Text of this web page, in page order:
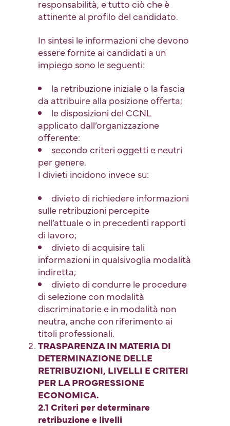
responsabilità, e tutto ciò che è
attinente al profilo del candidato.
In sintesi le informazioni che devono
essere fornite ai candidati a un
impiego sono le seguenti:
la retribuzione iniziale o la fascia
da attribuire alla posizione offerta;
le disposizioni del CCNL
applicato dall’organizzazione
offerente:
secondo criteri oggetti e neutri
per genere.
I divieti incidono invece su:
divieto di richiedere informazioni
sulle retribuzioni percepite
nell’attuale o in precedenti rapporti
di lavoro;
divieto di acquisire tali
informazioni in qualsivoglia modalità
indiretta;
divieto di condurre le procedure
di selezione con modalità
discriminatorie e in modalità non
neutra, anche con riferimento ai
titoli professionali.
TRASPARENZA IN MATERIA DI
DETERMINAZIONE DELLE
RETRIBUZIONI, LIVELLI E CRITERI
PER LA PROGRESSIONE
ECONOMICA.
2.1 Criteri per determinare
retribuzione e livelli